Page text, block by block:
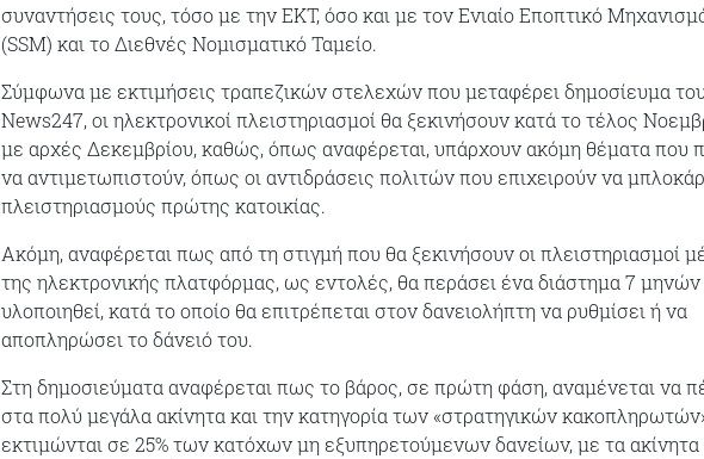
συναντήσεις τους, τόσο με την ΕΚΤ, όσο και με τον Ενιαίο Εποπτικό
(SSM) και το Διεθνές Νομισματικό Ταμείο.
Σύμφωνα με εκτιμήσεις τραπεζικών στελεχών που μεταφέρει δημοσίευμα
News247, οι ηλεκτρονικοί πλειστηριασμοί θα ξεκινήσουν κατά το τέλος
με αρχές Δεκεμβρίου, καθώς, όπως αναφέρεται, υπάρχουν ακόμη θέματα που
να αντιμετωπιστούν, όπως οι αντιδράσεις πολιτών που επιχειρούν να
πλειστηριασμούς πρώτης κατοικίας.
Ακόμη, αναφέρεται πως από τη στιγμή που θα ξεκινήσουν οι πλειστηριασμοί
της ηλεκτρονικής πλατφόρμας, ως εντολές, θα περάσει ένα διάστημα 7 μηνών
υλοποιηθεί, κατά το οποίο θα επιτρέπεται στον δανειολήπτη να ρυθμίσει ή να
αποπληρώσει το δάνειό του.
Στη δημοσιεύματα αναφέρεται πως το βάρος, σε πρώτη φάση, αναμένεται να
στα πολύ μεγάλα ακίνητα και την κατηγορία των «στρατηγικών
εκτιμώνται σε 25% των κατόχων μη εξυπηρετούμενων δανείων, με τα